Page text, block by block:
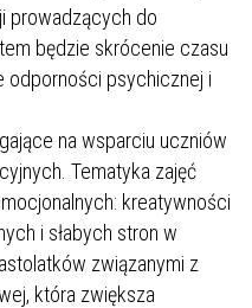
prowadzących do
będzie skrócenie czasu
odporności psychicznej i
na wsparciu uczniów
Tematyka zajęć
kreatywności
i słabych stron w
związanymi z
która zwiększa